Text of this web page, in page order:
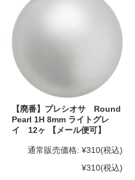
【廃番】プレシオサ Round
Pearl 1H 8mm ライトグレ
イ 12ヶ 【メール便可】
通常販売価格: ¥310(税込)
¥310(税込)